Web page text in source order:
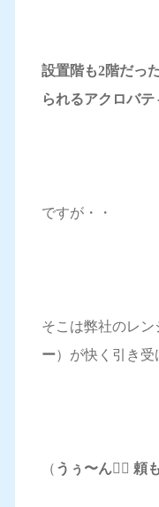
設置階も2階だっ
られるアクロバテ
ですが・・
そこは弊社のレン
ー）が快く引き受
（ うぅ〜ん🧔‍♂️ 頼